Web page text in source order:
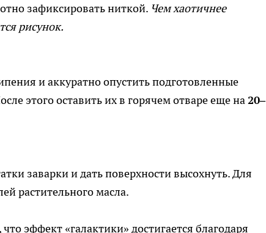
зафиксировать ниткой. Чем хаотичнее
рисунок.
и аккуратно опустить подготовленные
этого оставить их в горячем отваре еще на20–
заварки и дать поверхности высохнуть. Для
растительного масла.
эффект «галактики» достигается благодаря